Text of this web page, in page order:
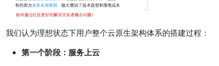
我们认为理想状态下用户整个云原生架构体系的搭建过程：
第一个阶段：服务上云